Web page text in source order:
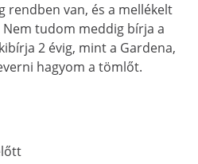
rendben van, és a mellékelt
Nem tudom meddig bírja a
2 évig, mint a Gardena,
hagyom a tömlőt.